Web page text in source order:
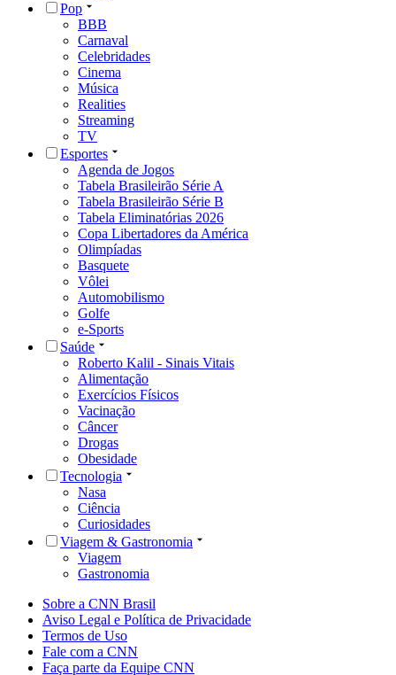
Pop
BBB
Carnaval
Celebridades
Cinema
Música
Realities
Streaming
TV
Esportes
Agenda de Jogos
Tabela Brasileirão Série A
Tabela Brasileirão Série B
Tabela Eliminatórias 2026
Copa Libertadores da América
Olimpíadas
Basquete
Vôlei
Automobilismo
Golfe
e-Sports
Saúde
Roberto Kalil - Sinais Vitais
Alimentação
Exercícios Físicos
Vacinação
Câncer
Drogas
Obesidade
Tecnologia
Nasa
Ciência
Curiosidades
Viagem & Gastronomia
Viagem
Gastronomia
Sobre a CNN Brasil
Aviso Legal e Política de Privacidade
Termos de Uso
Fale com a CNN
Faça parte da Equipe CNN